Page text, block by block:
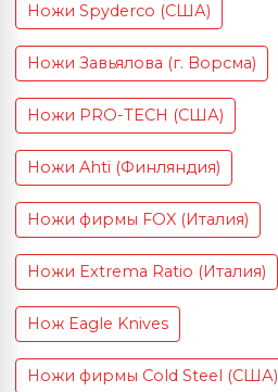
Ножи Spyderco (США)
Ножи Завьялова (г. Ворсма)
Ножи PRO-TECH (США)
Ножи Ahti (Финляндия)
Ножи фирмы FOX (Италия)
Ножи Extrema Ratio (Италия)
Нож Eagle Knives
Ножи фирмы Cold Steel (США)